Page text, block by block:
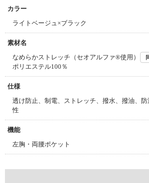
カラー
ライトベージュ×ブラック
素材名
なめらかストレッチ（セオアルファ®使用）
ポリエステル100％
仕様
透け防止、制電、ストレッチ、撥水、撥油、
性
機能
左胸・両腰ポケット